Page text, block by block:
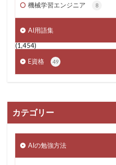
機械学習エンジニア 8
AI用語集
(1,454)
E資格
49
カテゴリー
AIの勉強方法